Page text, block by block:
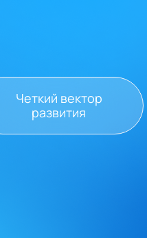
Четкий вектор
развития